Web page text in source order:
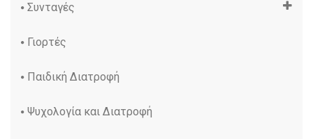
Συνταγές
Γιορτές
Παιδική Διατροφή
Ψυχολογία και Διατροφή